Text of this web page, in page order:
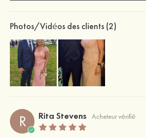
Photos/Vidéos des clients (2)
R Rita Stevens Acheteur vérifié